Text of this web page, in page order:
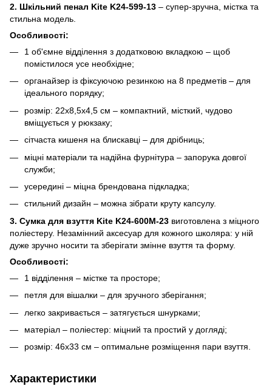
2. Шкільний пенал Kite K24-599-13 – супер-зручна, містка та
стильна модель.
Особливості:
1 об'ємне відділення з додатковою вкладкою – щоб
помістилося усе необхідне;
органайзер із фіксуючою резинкою на 8 предметів – для
ідеального порядку;
розмір: 22x8,5x4,5 см – компактний, місткий, чудово
вміщується у рюкзаку;
сітчаста кишеня на блискавці – для дрібниць;
міцні матеріали та надійна фурнітура – запорука довгої
служби;
усередині – міцна брендована підкладка;
стильний дизайн – можна зібрати круту капсулу.
3. Сумка для взуття Kite K24-600M-23 виготовлена з міцного
поліестеру. Незамінний аксесуар для кожного школяра: у ній
дуже зручно носити та зберігати змінне взуття та форму.
Особливості:
1 відділення – містке та просторе;
петля для вішалки – для зручного зберігання;
легко закривається – затягується шнурками;
матеріал – поліестер: міцний та простий у догляді;
розмір: 46x33 см – оптимальне розміщення пари взуття.
Характеристики